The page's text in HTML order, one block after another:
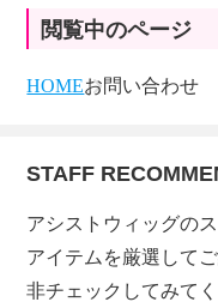
閲覧中のページ
HOMEお問い合わせ
STAFF
アシストウィッグの
アイテムを厳選して
非チェックしてみてく